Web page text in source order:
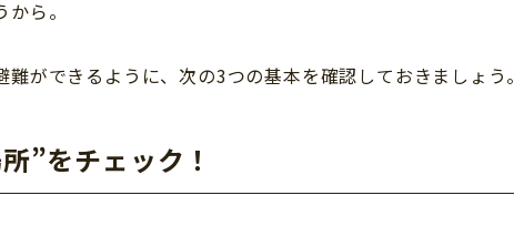
ら。
ができるように、次の3つの基本を確認しておきましょう。
”をチェック！